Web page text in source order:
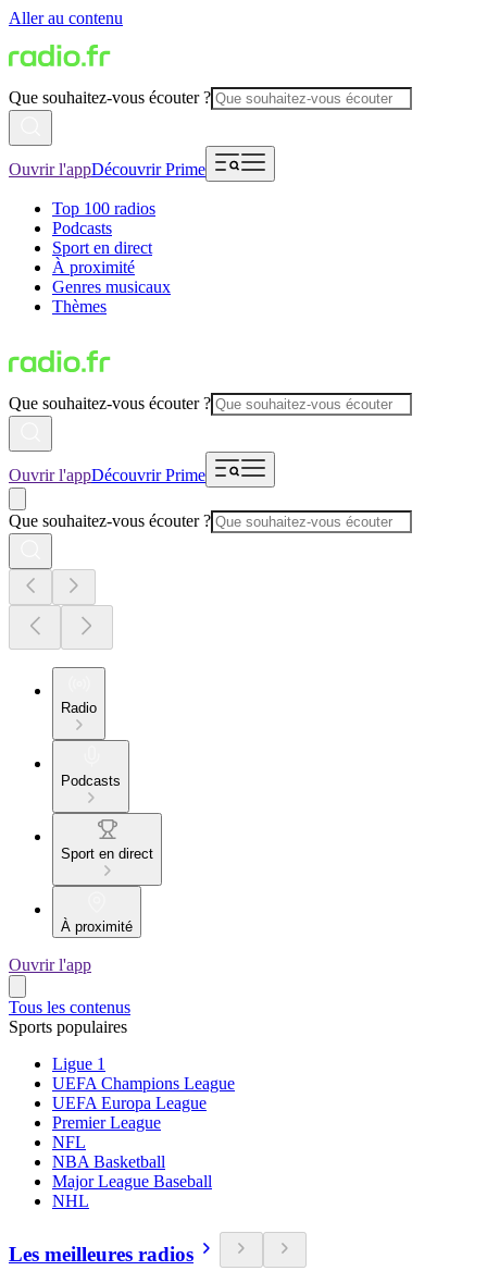
Aller au contenu
Que souhaitez-vous écouter ?
Ouvrir l'appDécouvrir Prime
Top 100 radios
Podcasts
Sport en direct
À proximité
Genres musicaux
Thèmes
Que souhaitez-vous écouter ?
Ouvrir l'appDécouvrir Prime
Que souhaitez-vous écouter ?
Radio
Podcasts
Sport en direct
À proximité
Ouvrir l'app
Tous les contenus
Sports populaires
Ligue 1
UEFA Champions League
UEFA Europa League
Premier League
NFL
NBA Basketball
Major League Baseball
NHL
Les meilleures radios